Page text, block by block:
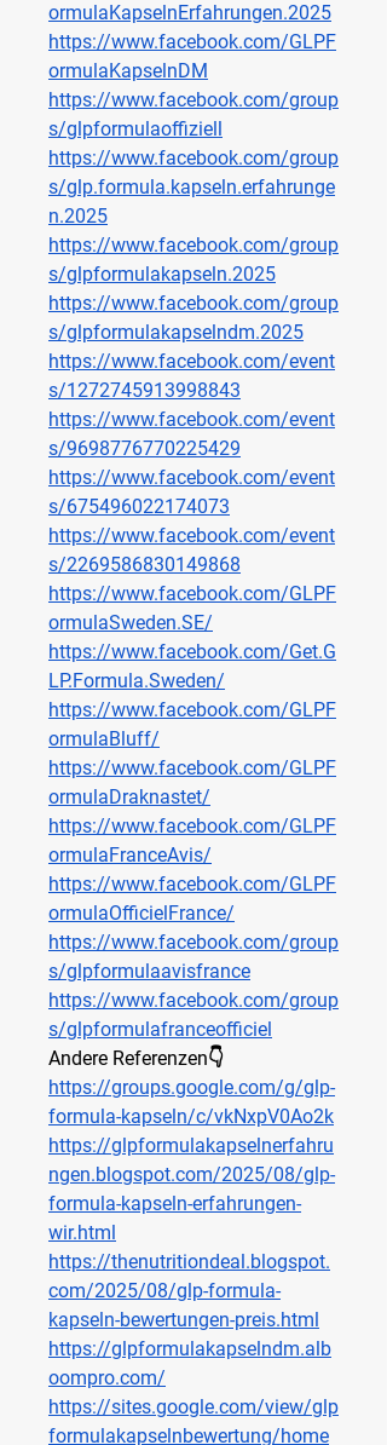
ormulaKapselnErfahrungen.2025
https://www.facebook.com/GLPF
ormulaKapselnDM
https://www.facebook.com/group
s/glpformulaoffiziell
https://www.facebook.com/group
s/glp.formula.kapseln.erfahrunge
n.2025
https://www.facebook.com/group
s/glpformulakapseln.2025
https://www.facebook.com/group
s/glpformulakapselndm.2025
https://www.facebook.com/event
s/1272745913998843
https://www.facebook.com/event
s/9698776770225429
https://www.facebook.com/event
s/675496022174073
https://www.facebook.com/event
s/2269586830149868
https://www.facebook.com/GLPF
ormulaSweden.SE/
https://www.facebook.com/Get.G
LP.Formula.Sweden/
https://www.facebook.com/GLPF
ormulaBluff/
https://www.facebook.com/GLPF
ormulaDraknastet/
https://www.facebook.com/GLPF
ormulaFranceAvis/
https://www.facebook.com/GLPF
ormulaOfficielFrance/
https://www.facebook.com/group
s/glpformulaavisfrance
https://www.facebook.com/group
s/glpformulafranceofficiel
Andere Referenzen👇
https://groups.google.com/g/glp-
formula-kapseln/c/vkNxpV0Ao2k
https://glpformulakapselnerfahru
ngen.blogspot.com/2025/08/glp-
formula-kapseln-erfahrungen-
wir.html
https://thenutritiondeal.blogspot.
com/2025/08/glp-formula-
kapseln-bewertungen-preis.html
https://glpformulakapselndm.alb
oompro.com/
https://sites.google.com/view/glp
formulakapselnbewertung/home